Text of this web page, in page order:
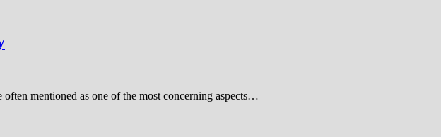
mentioned as one of the most concerning aspects…